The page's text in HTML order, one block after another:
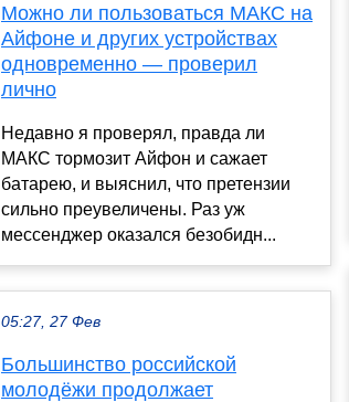
Можно ли пользоваться МАКС на
Айфоне и других устройствах
одновременно — проверил
лично
Недавно я проверял, правда ли
МАКС тормозит Айфон и сажает
батарею, и выяснил, что претензии
сильно преувеличены. Раз уж
мессенджер оказался безобидн...
05:27, 27 Фев
Большинство российской
молодёжи продолжает